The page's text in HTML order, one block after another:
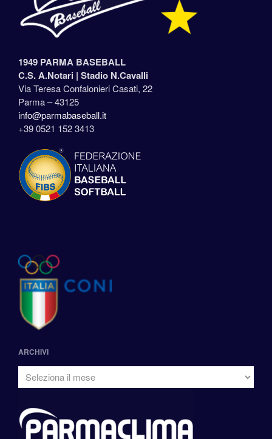
1949 PARMA BASEBALL
C.S. A.Notari | Stadio N.Cavalli
Via Teresa Confalonieri Casati, 22
Parma – 43125
info@parmabaseball.it
+39 0521 152 3413
ARCHIVI